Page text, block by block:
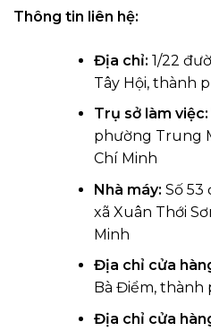
Thông tin liên hệ:
Địa chỉ: 1/22
Tây Hội, thành
Trụ sở làm việc:
phường Trung
Chí Minh
Nhà máy: Số 53
xã Xuân Thới
Minh
Địa chỉ cửa
Bà Điểm, thành
Địa chỉ cửa